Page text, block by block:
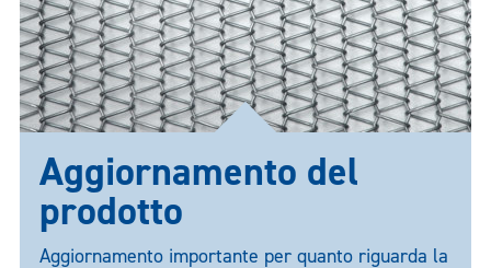
Aggiornamento del
prodotto
Aggiornamento importante per quanto riguarda la